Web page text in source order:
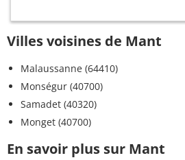
Villes voisines de Mant
Malaussanne (64410)
Monségur (40700)
Samadet (40320)
Monget (40700)
En savoir plus sur Mant